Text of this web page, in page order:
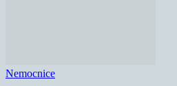
Nemocnice